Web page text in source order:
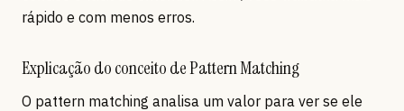
rápido e com menos erros.
Explicação do conceito de Pattern Matching
O pattern matching analisa um valor para ver se ele